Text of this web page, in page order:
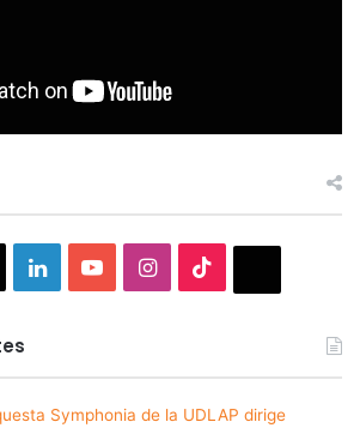
LinkedInYouTubeInstagram
Symphonia de la UDLAP dirige